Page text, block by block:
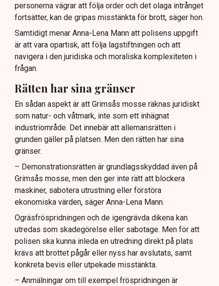
personerna vägrar att följa order och det olaga intrånget
fortsätter, kan de gripas misstänkta för brott, säger hon.
Samtidigt menar Anna-Lena Mann att polisens uppgift
är att vara opartisk, att följa lagstiftningen och att
navigera i den juridiska och moraliska komplexiteten i
frågan.
Rätten har sina gränser
En sådan aspekt är att Grimsås mosse räknas juridiskt
som natur- och våtmark, inte som ett inhägnat
industriområde. Det innebär att allemansrätten i
grunden gäller på platsen. Men den rätten har sina
gränser.
– Demonstrationsrätten är grundlagsskyddad även på
Grimsås mosse, men den ger inte rätt att blockera
maskiner, sabotera utrustning eller förstöra
ekonomiska värden, säger Anna-Lena Mann.
Ogräsfröspridningen och de igengrävda dikena kan
utredas som skadegörelse eller sabotage. Men för att
polisen ska kunna inleda en utredning direkt på plats
krävs att brottet pågår eller nyss har avslutats, samt
konkreta bevis eller utpekade misstänkta.
– Anmälningar om till exempel fröspridningen är